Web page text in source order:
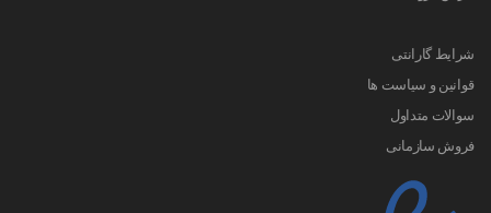
شرایط گارانتی
قوانین و سیاست ها
سوالات متداول
فروش سازمانی